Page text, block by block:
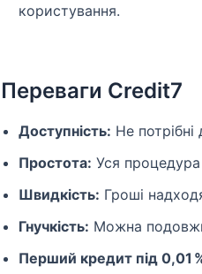
користування.
Переваги Credit7
Доступність: Не
Простота: Уся
Швидкість: Гроші
Гнучкість: Можна
Перший кредит під 0,01